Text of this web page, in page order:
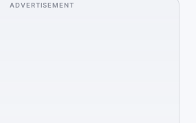
ADVERTISEMENT